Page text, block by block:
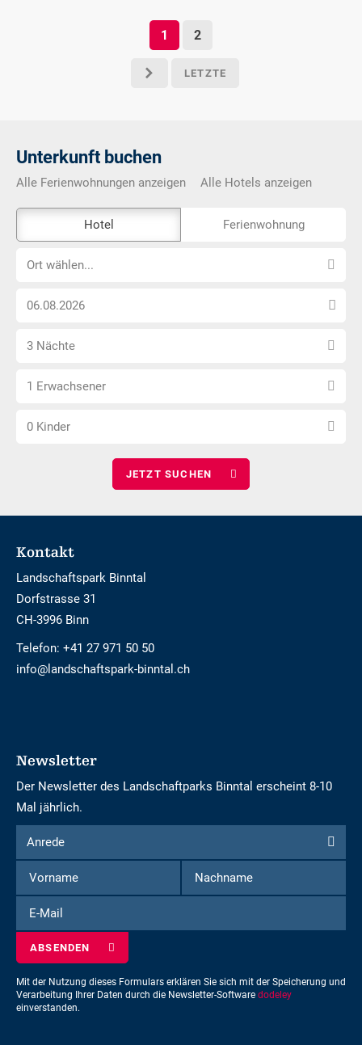
p LETZTE
1 2
Unterkunft buchen
Alle Ferienwohnungen anzeigen Alle Hotels anzeigen
Externe-
Buchungstool
nicht
Hotel Ferienwohnung
OrtOrt wählen...
Anreise
wählen
Anzahl
wählen
3 Nächte
Anzahl
wählen
1 Erwachsener
Anzahl
0 Kinder
Footer
Kontakt
Landschaftspark Binntal
Dorfstrasse 31
CH-3996 Binn
Telefon: +41 27 971 50 50
info@landschaftspark-binntal.ch
Newsletter
Der Newsletter des Landschaftparks Binntal erscheint 8-10
Mal jährlich.
Formular
um
sich
für
den
einzuschreiben
Anrede
Anrede
Vorname
Nachname
Mail
Mit der Nutzung dieses Formulars erklären Sie sich mit der Speicherung und
Verarbeitung Ihrer Daten durch die Newsletter-Software dodeley
einverstanden.